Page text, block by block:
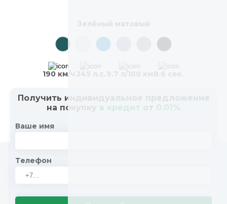
190 км/ч
Получить индивидуальное предложение
на покупку в кредит 0.01%
Ваше имя
Телефон